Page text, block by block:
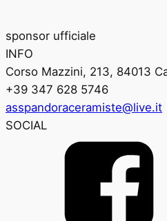
sponsor ufficiale
INFO
Corso Mazzini, 213, 84013
+39 347 628 5746
asspandoraceramiste@live.it
SOCIAL